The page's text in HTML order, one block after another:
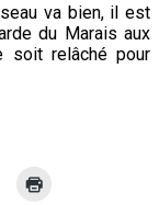
va bien, il est
du Marais aux
soit relâché pour